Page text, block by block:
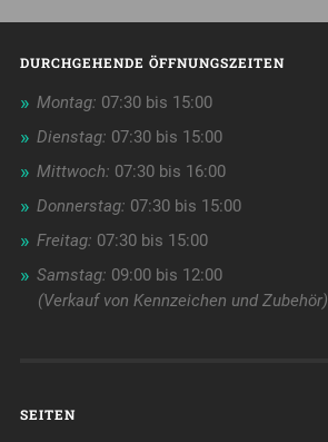
DURCHGEHENDE ÖFFNUNGSZEITEN
Montag: 07:30 bis 15:00
Dienstag: 07:30 bis 15:00
Mittwoch: 07:30 bis 16:00
Donnerstag: 07:30 bis 15:00
Freitag: 07:30 bis 15:00
Samstag: 09:00 bis 12:00
(Verkauf von Kennzeichen und Zubehör)
SEITEN